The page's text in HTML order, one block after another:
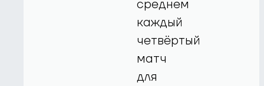
среднем
каждый
четвёртый
матч
для